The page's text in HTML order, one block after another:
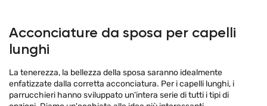
Acconciature da sposa per capelli
lunghi
La tenerezza, la bellezza della sposa saranno idealmente
enfatizzate dalla corretta acconciatura. Per i capelli lunghi, i
parrucchieri hanno sviluppato un'intera serie di tutti i tipi di